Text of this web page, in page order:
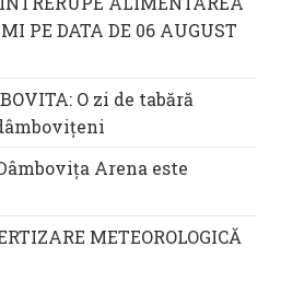
PE DATA DE 06 AUGUST
O zi de tabără
Arena este
METEOROLOGICĂ